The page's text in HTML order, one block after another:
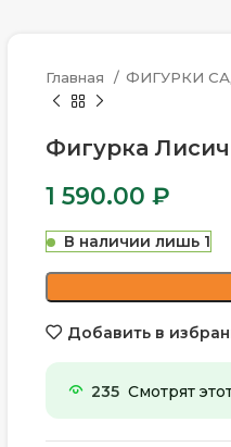
Главная ФИГУРКИ
Фигурка
1 590.00 ₽
В наличии лишь 1
Добавить в
235 Смотрят